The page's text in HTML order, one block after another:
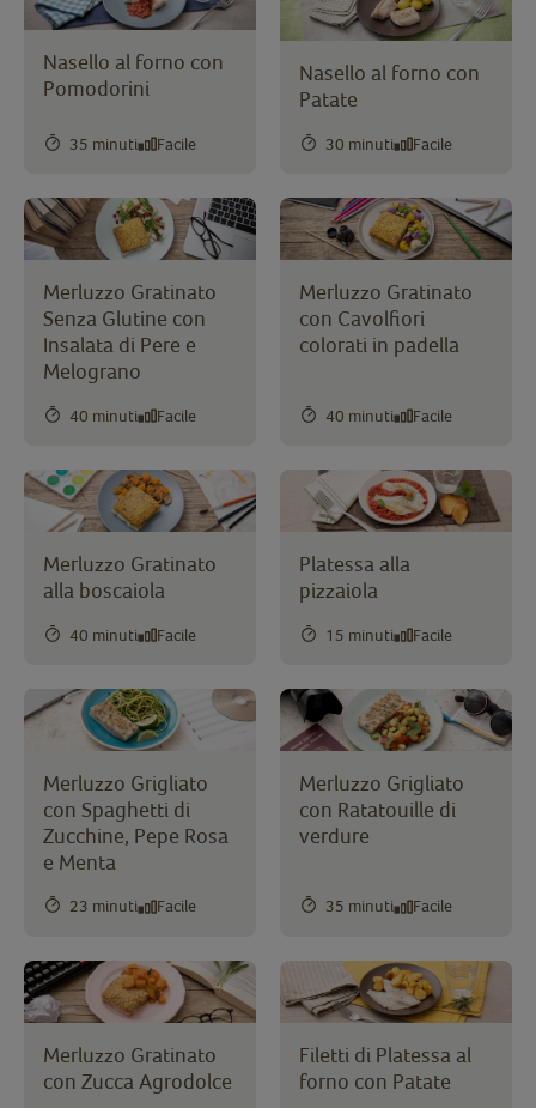
Nasello al forno con
Pomodorini
35 minuti Facile
Nasello al forno con
Patate
30 minuti Facile
Merluzzo Gratinato
Senza Glutine con
Insalata di Pere e
Melograno
40 minuti Facile
Merluzzo Gratinato
con Cavolfiori
colorati in padella
40 minuti Facile
Merluzzo Gratinato
alla boscaiola
40 minuti Facile
Platessa alla
pizzaiola
15 minuti Facile
Merluzzo Grigliato
con Spaghetti di
Zucchine, Pepe Rosa
e Menta
23 minuti Facile
Merluzzo Grigliato
con Ratatouille di
verdure
35 minuti Facile
Merluzzo Gratinato
con Zucca Agrodolce
Filetti di Platessa al
forno con Patate